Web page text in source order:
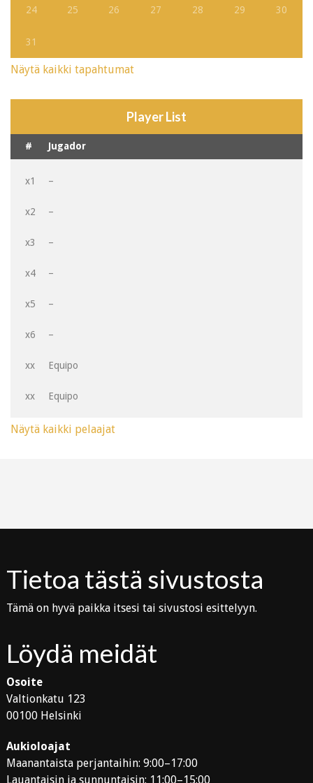
24 25 26 27 28 29 30
31
Näytä kaikki tapahtumat
Player List
# Jugador
x1 –
x2 –
x3 –
x4 –
x5 –
x6 –
xx Equipo
xx Equipo
Näytä kaikki pelaajat
Tietoa tästä sivustosta
Tämä on hyvä paikka itsesi tai sivustosi esittelyyn.
Löydä meidät
Osoite
Valtionkatu 123
00100 Helsinki
Aukioloajat
Maanantaista perjantaihin: 9:00–17:00
Lauantaisin ja sunnuntaisin: 11:00–15:00